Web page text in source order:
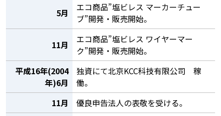
5月
エコ商品”塩ビレス マーカーチュー
ブ”開発・販売開始。
11月
エコ商品”塩ビレス ワイヤーマー
ク”開発・販売開始。
平成16年(2004
年)6月
独資にて北京KCC科技有限公司 稼
働。
11月
優良申告法人の表敬を受ける。